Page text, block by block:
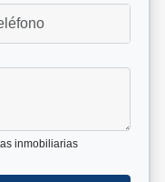
inmobiliarias